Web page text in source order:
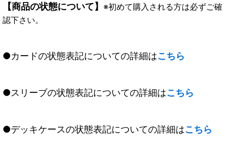
【商品の状態について】 ※初めて購入される方は必ずご確
認下さい。
●カードの状態表記についての詳細はこちら
●スリーブの状態表記についての詳細はこちら
●デッキケースの状態表記についての詳細はこちら